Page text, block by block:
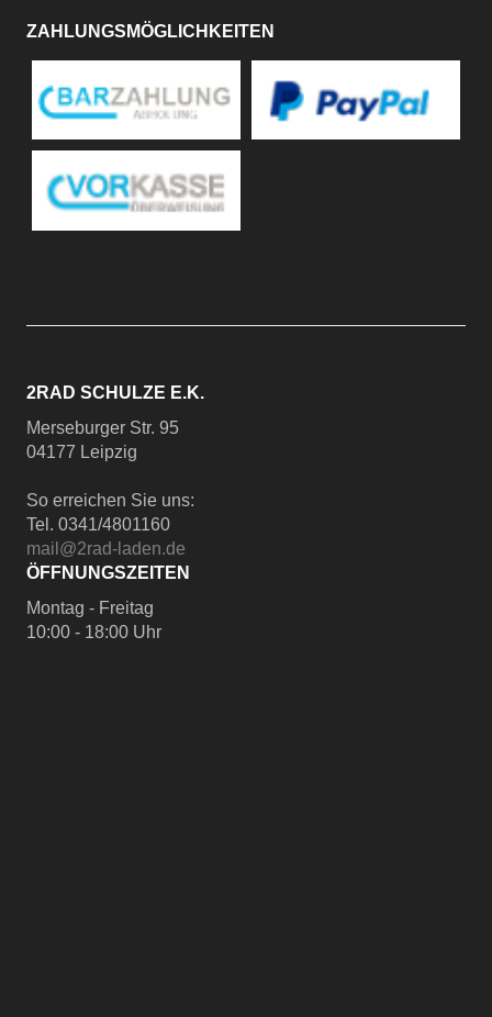
ZAHLUNGSMÖGLICHKEITEN
2RAD SCHULZE E.K.
Merseburger Str. 95
04177 Leipzig
So erreichen Sie uns:
Tel. 0341/4801160
mail@2rad-laden.de
ÖFFNUNGSZEITEN
Montag - Freitag
10:00 - 18:00 Uhr